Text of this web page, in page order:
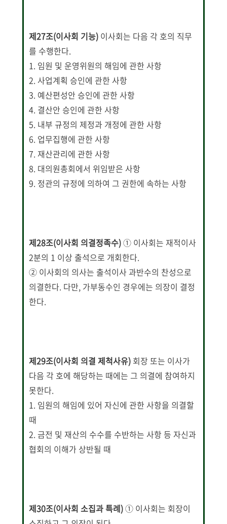
제27조(이사회 기능) 이사회는 다음 각 호의 직무
를 수행한다.
1. 임원 및 운영위원의 해임에 관한 사항
2. 사업계획 승인에 관한 사항
3. 예산편성안 승인에 관한 사항
4. 결산안 승인에 관한 사항
5. 내부 규정의 제정과 개정에 관한 사항
6. 업무집행에 관한 사항
7. 재산관리에 관한 사항
8. 대의원총회에서 위임받은 사항
9. 정관의 규정에 의하여 그 권한에 속하는 사항
제28조(이사회 의결정족수)① 이사회는 재적이사
2분의 1 이상 출석으로 개회한다.
② 이사회의 의사는 출석이사 과반수의 찬성으로
의결한다. 다만, 가부동수인 경우에는 의장이 결정
한다.
제29조(이사회 의결 제척사유) 회장 또는 이사가
다음 각 호에 해당하는 때에는 그 의결에 참여하지
못한다.
1. 임원의 해임에 있어 자신에 관한 사항을 의결할
때
2. 금전 및 재산의 수수를 수반하는 사항 등 자신과
협회의 이해가 상반될 때
제30조(이사회 소집과 특례)① 이사회는 회장이